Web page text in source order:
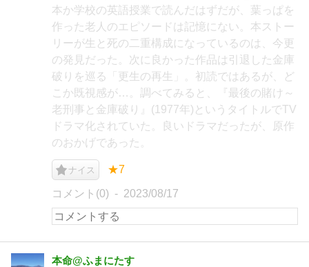
本か学校の英語授業で読んだはずだが、葉っぱを
作った老人のエピソードは記憶にない。本ストー
リーが生と死の二重構成になっているのは、今更
の発見だった。次に良かった作品は引退した金庫
破りを巡る「更生の再生」。初読ではあるが、ど
こか既視感が…。調べてみると、『最後の賭け～
老刑事と金庫破り』(1977年)というタイトルでTV
ドラマ化されていた。良いドラマだったが、原作
のおかげであった。
ナイス ★7
コメント(0) 2023/08/17
本命@ふまにたす